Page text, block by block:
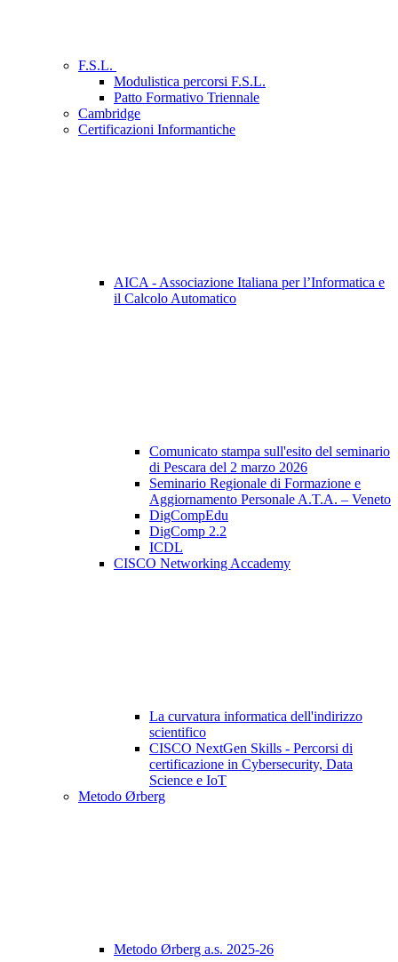
F.S.L.
Modulistica percorsi F.S.L.
Patto Formativo Triennale
Cambridge
Certificazioni Informantiche
AICA - Associazione Italiana per l’Informatica e
il Calcolo Automatico
Comunicato stampa sull'esito del seminario
di Pescara del 2 marzo 2026
Seminario Regionale di Formazione e
Aggiornamento Personale A.T.A. – Veneto
DigCompEdu
DigComp 2.2
ICDL
CISCO Networking Accademy
La curvatura informatica dell'indirizzo
scientifico
CISCO NextGen Skills - Percorsi di
certificazione in Cybersecurity, Data
Science e IoT
Metodo Ørberg
Metodo Ørberg a.s. 2025-26